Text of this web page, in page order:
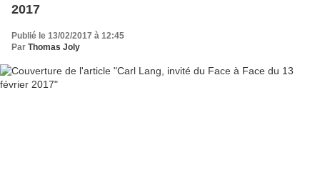
2017
Publié le 13/02/2017 à 12:45
Par Thomas Joly